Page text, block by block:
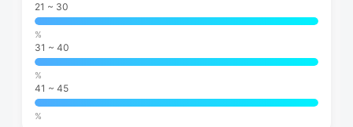
21 ~ 30
%
31 ~ 40
%
41 ~ 45
%